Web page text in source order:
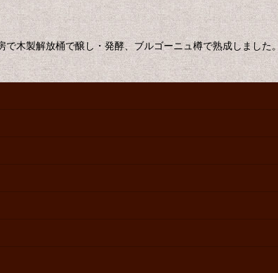
木製解放桶で醸し・発酵、ブルゴーニュ樽で熟成しました。